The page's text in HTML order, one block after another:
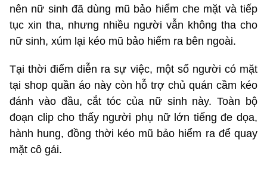
nên nữ sinh đã dùng mũ bảo hiểm che mặt và tiếp
tục xin tha, nhưng nhiều người vẫn không tha cho
nữ sinh, xúm lại kéo mũ bảo hiểm ra bên ngoài.
Tại thời điểm diễn ra sự việc, một số người có mặt
tại shop quần áo này còn hỗ trợ chủ quán cầm kéo
đánh vào đầu, cắt tóc của nữ sinh này. Toàn bộ
đoạn clip cho thấy người phụ nữ lớn tiếng đe dọa,
hành hung, đồng thời kéo mũ bảo hiểm ra để quay
mặt cô gái.